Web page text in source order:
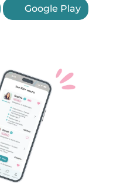
Google Play